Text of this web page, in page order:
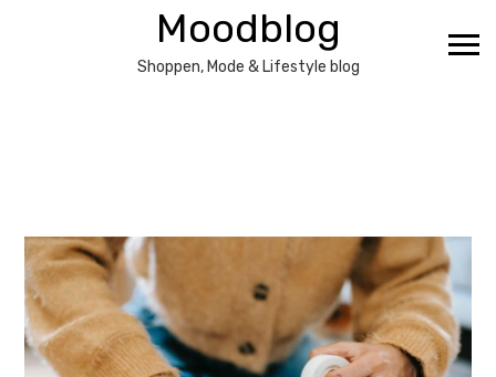
Moodblog
Shoppen, Mode & Lifestyle blog